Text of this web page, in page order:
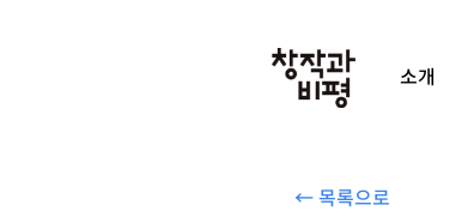
소개
← 목록으로